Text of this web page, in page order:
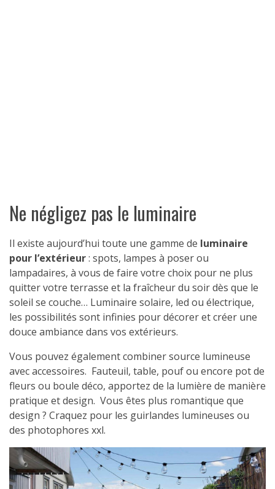
Ne négligez pas le luminaire
Il existe aujourd’hui toute une gamme de luminaire
pour l’extérieur: spots, lampes à poser ou
lampadaires, à vous de faire votre choix pour ne plus
quitter votre terrasse et la fraîcheur du soir dès que le
soleil se couche… Luminaire solaire, led ou électrique,
les possibilités sont infinies pour décorer et créer une
douce ambiance dans vos extérieurs.
Vous pouvez également combiner source lumineuse
avec accessoires. Fauteuil, table, pouf ou encore pot de
fleurs ou boule déco, apportez de la lumière de manière
pratique et design. Vous êtes plus romantique que
design ? Craquez pour les guirlandes lumineuses ou
des photophores xxl.